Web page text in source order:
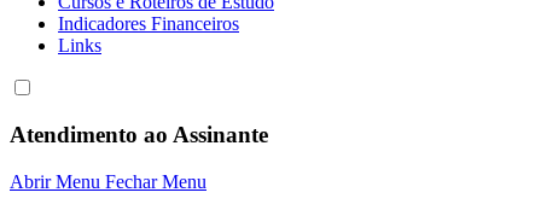
Indicadores Financeiros
Links
Atendimento ao Assinante
Abrir Menu Fechar Menu